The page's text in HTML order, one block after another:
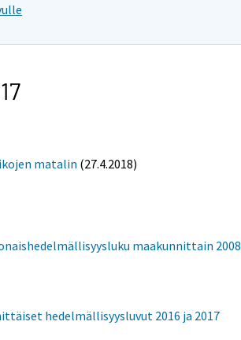
matalin (27.4.2018)
maakunnittain
hedelmällisyysluvut 2016 ja 2017